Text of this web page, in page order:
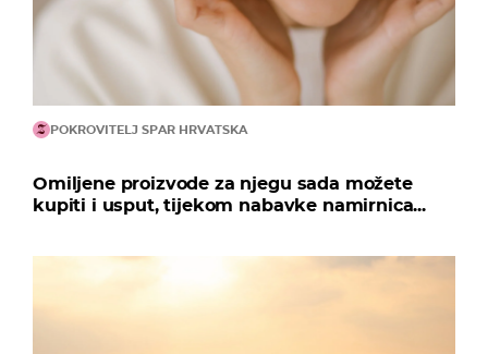
POKROVITELJ SPAR HRVATSKA
Omiljene proizvode za njegu sada možete
kupiti i usput, tijekom nabavke namirnica...